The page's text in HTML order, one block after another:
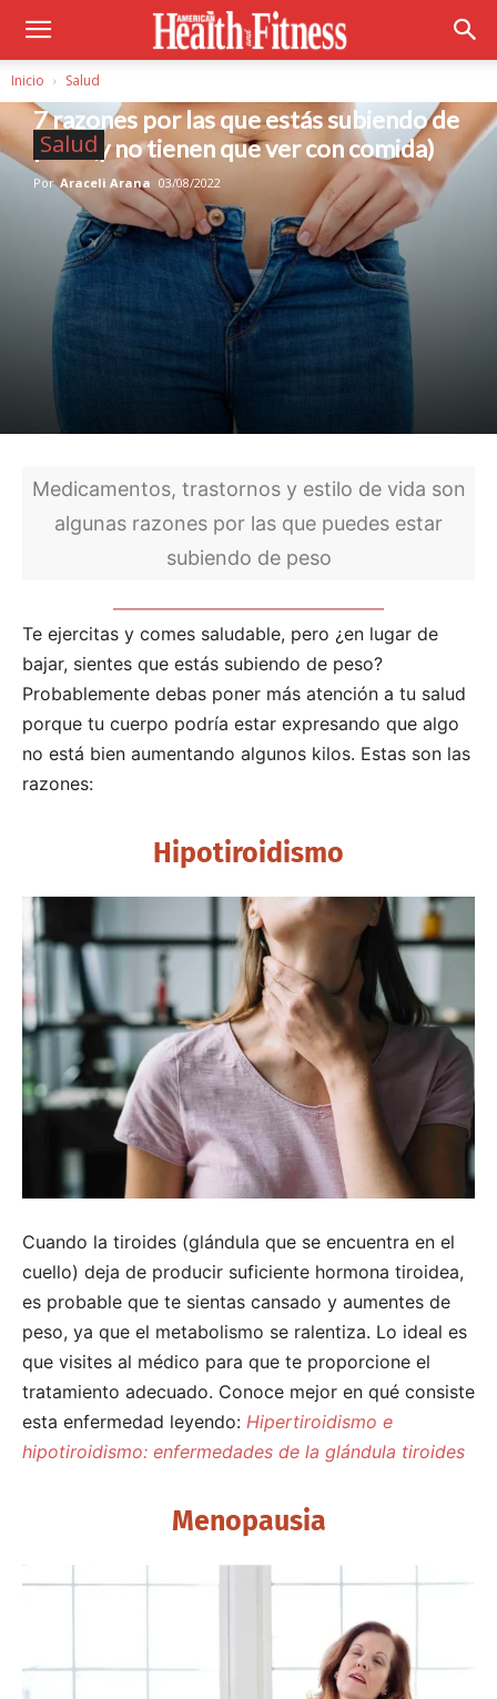
Inicio Salud
Salud
7 razones por las que estás subiendo de
peso (y no tienen que ver con comida)
Por Araceli Arana 03/08/2022
Medicamentos, trastornos y estilo de vida son
algunas razones por las que puedes estar
subiendo de peso
Te ejercitas y comes saludable, pero ¿en lugar de
bajar, sientes que estás subiendo de peso?
Probablemente debas poner más atención a tu salud
porque tu cuerpo podría estar expresando que algo
no está bien aumentando algunos kilos. Estas son las
razones:
Hipotiroidismo
Cuando la tiroides (glándula que se encuentra en el
cuello) deja de producir suficiente hormona tiroidea,
es probable que te sientas cansado y aumentes de
peso, ya que el metabolismo se ralentiza. Lo ideal es
que visites al médico para que te proporcione el
tratamiento adecuado. Conoce mejor en qué consiste
esta enfermedad leyendo: Hipertiroidismo e
hipotiroidismo: enfermedades de la glándula tiroides
Menopausia